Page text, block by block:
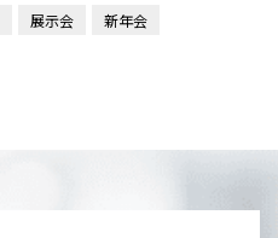
展示会 新年会